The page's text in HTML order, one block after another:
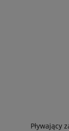
Pływający